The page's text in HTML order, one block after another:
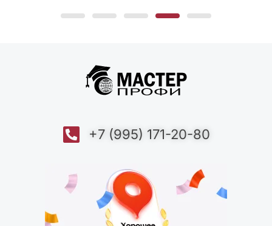
+7 (995) 171-20-80